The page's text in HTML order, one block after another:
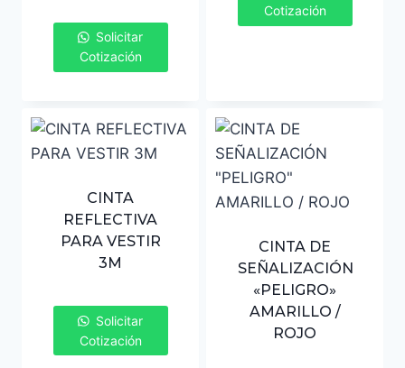
Solicitar
Cotización
Cotización
CINTA
REFLECTIVA
PARA VESTIR
3M
Solicitar
Cotización
CINTA DE
SEÑALIZACIÓN
«PELIGRO»
AMARILLO /
ROJO